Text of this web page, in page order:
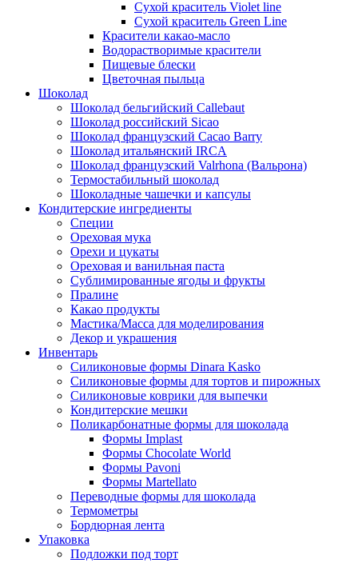
Сухой краситель Violet line
Сухой краситель Green Line
Красители какао-масло
Водорастворимые красители
Пищевые блески
Цветочная пыльца
Шоколад
Шоколад бельгийский Callebaut
Шоколад российский Sicao
Шоколад французский Cacao Barry
Шоколад итальянский IRCA
Шоколад французский Valrhona (Вальрона)
Термостабильный шоколад
Шоколадные чашечки и капсулы
Кондитерские ингредиенты
Специи
Ореховая мука
Орехи и цукаты
Ореховая и ванильная паста
Сублимированные ягоды и фрукты
Пралине
Какао продукты
Мастика/Масса для моделирования
Декор и украшения
Инвентарь
Силиконовые формы Dinara Kasko
Силиконовые формы для тортов и пирожных
Силиконовые коврики для выпечки
Кондитерские мешки
Поликарбонатные формы для шоколада
Формы Implast
Формы Chocolate World
Формы Pavoni
Формы Martellato
Переводные формы для шоколада
Термометры
Бордюрная лента
Упаковка
Подложки под торт